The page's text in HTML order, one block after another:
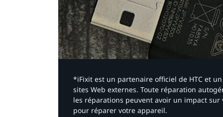
*iFixit est un partenaire officiel de HTC et
sites Web externes. Toute réparation
les réparations peuvent avoir un impact
pour réparer votre appareil.​